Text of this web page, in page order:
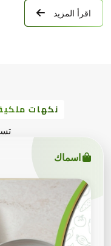
اقرأ المزيد
نكهات
اسماك